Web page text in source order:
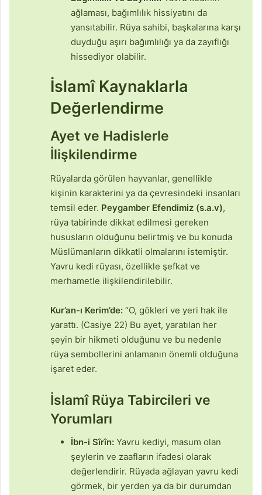
ağlaması, bağımlılık hissiyatını da
yansıtabilir. Rüya sahibi, başkalarına karşı
duyduğu aşırı bağımlılığı ya da zayıflığı
hissediyor olabilir.
İslamî Kaynaklarla
Değerlendirme
Ayet ve Hadislerle
İlişkilendirme
Rüyalarda görülen hayvanlar, genellikle
kişinin karakterini ya da çevresindeki insanları
temsil eder. Peygamber Efendimiz (s.a.v),
rüya tabirinde dikkat edilmesi gereken
hususların olduğunu belirtmiş ve bu konuda
Müslümanların dikkatli olmalarını istemiştir.
Yavru kedi rüyası, özellikle şefkat ve
merhametle ilişkilendirilebilir.
Kur’an-ı Kerim’de: “O, gökleri ve yeri hak ile
yarattı. (Casiye 22) Bu ayet, yaratılan her
şeyin bir hikmeti olduğunu ve bu nedenle
rüya sembollerini anlamanın önemli olduğuna
işaret eder.
İslamî Rüya Tabircileri ve
Yorumları
İbn-i Sîrîn: Yavru kediyi, masum olan
şeylerin ve zaafların ifadesi olarak
değerlendirir. Rüyada ağlayan yavru kedi
görmek, bir yerden ya da bir durumdan